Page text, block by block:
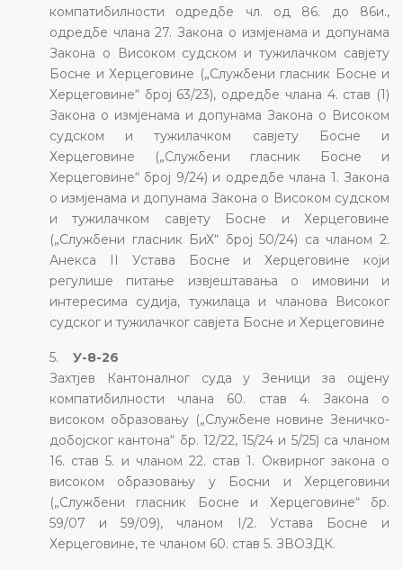
компатибилности одредбе чл. од 86. до 86и.,
одредбе члана 27. Закона о измјенама и допунама
Закона о Високом судском и тужилачком савјету
Босне и Херцеговине („Службени гласник Босне и
Херцеговине“ број 63/23), одредбе члана 4. став (1)
Закона о измјенама и допунама Закона о Високом
судском и тужилачком савјету Босне и
Херцеговине („Службени гласник Босне и
Херцеговине“ број 9/24) и одредбе члана 1. Закона
о измјенама и допунама Закона о Високом судском
и тужилачком савјету Босне и Херцеговине
(„Службени гласник БиХ“ број 50/24) са чланом 2.
Анекса II Устава Босне и Херцеговине који
регулише питање извјештавања о имовини и
интересима судија, тужилаца и чланова Високог
судског и тужилачког савјета Босне и Херцеговине
5. У-8-26
Захтјев Кантоналног суда у Зеници за оцјену
компатибилности члана 60. став 4. Закона о
високом образовању („Службене новине Зеничко-
добојског кантона“ бр. 12/22, 15/24 и 5/25) са чланом
16. став 5. и чланом 22. став 1. Оквирног закона о
високом образовању у Босни и Херцеговини
(„Службени гласник Босне и Херцеговине“ бр.
59/07 и 59/09), чланом I/2. Устава Босне и
Херцеговине, те чланом 60. став 5. ЗВОЗДК.